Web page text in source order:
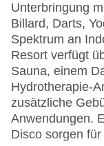
Unterbringung
Billard, Darts,
Spektrum an
Resort verfügt
Sauna, einem
Hydrotherapie-
zusätzliche
Anwendungen.
Disco sorgen